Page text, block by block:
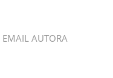
EMAIL AUTORA